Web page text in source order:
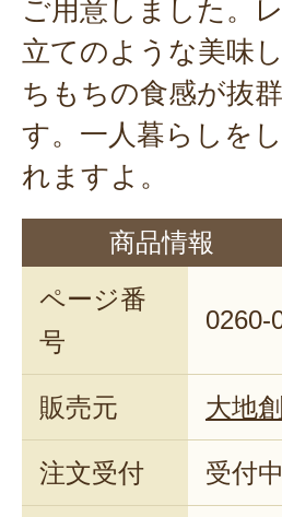
ご用意しました。
立てのような美味
ちもちの食感が抜
す。一人暮らしを
れますよ。
商品情報
ページ番
号
0260-
販売元 大地
注文受付 受付中